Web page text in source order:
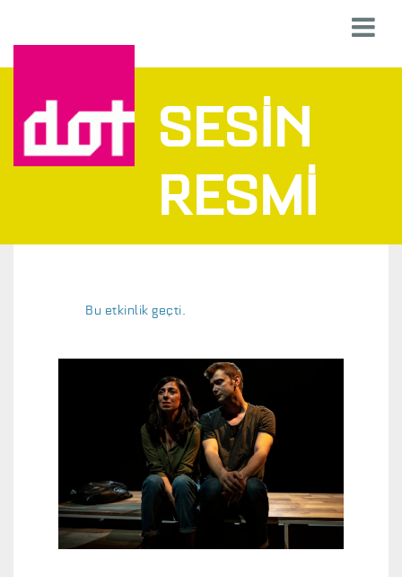
SESİN
RESMİ
Bu etkinlik geçti.